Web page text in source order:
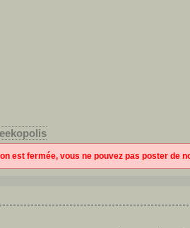
est fermée, vous ne pouvez pas poster de